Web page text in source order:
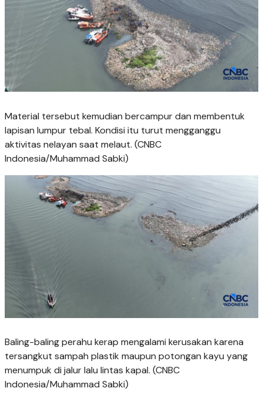
Material tersebut kemudian bercampur dan membentuk
lapisan lumpur tebal. Kondisi itu turut mengganggu
aktivitas nelayan saat melaut. (CNBC
Indonesia/Muhammad Sabki)
Baling-baling perahu kerap mengalami kerusakan karena
tersangkut sampah plastik maupun potongan kayu yang
menumpuk di jalur lalu lintas kapal. (CNBC
Indonesia/Muhammad Sabki)